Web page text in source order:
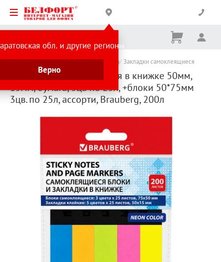
обл. и другие регионы
Верно
Корзина
Ничего
Каталог товаров Товары для студентов Закладки самоклеящиеся
Закладки самоклеящиеся в книжке 50мм,
15мм, бумага, 5цв по 25л, +блоки 50*75мм
3цв. по 25л, ассорти, Brauberg, 200л